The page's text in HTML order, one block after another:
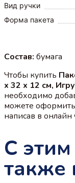
Вид ручки
Форма пакета
Состав: бумага
Чтобы купить
x 32 x 12 см,
необходимо
можете
написав в онлайн
С
также